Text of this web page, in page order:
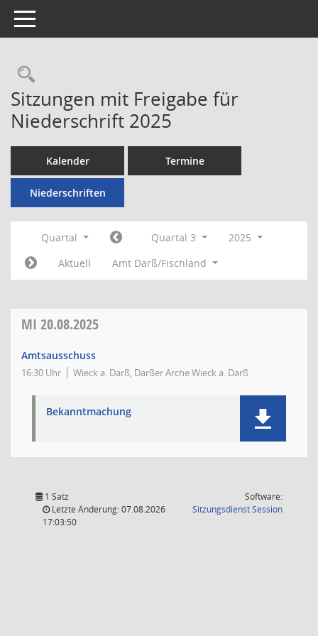
Toggle navigation
Rechercheauswahl
Sitzungen mit Freigabe für
Niederschrift 2025
Kalender Termine
Niederschriften
Quartal Quartal 3
2025
Aktuell
Amt Darß/Fischland
MI 20.08.2025
Amtsausschuss
16:30 Uhr Wieck a. Darß, Darßer Arche Wieck a. Darß
Bekanntmachung
1 Satz
Letzte Änderung: 07.08.2026
17:03:50
Software:
SitzungsdienstSession(Wird in